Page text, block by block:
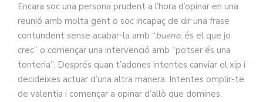
Encara soc una persona prudent a l’hora d’opinar en una
reunió amb molta gent o soc incapaç de dir una frase
contundent sense acabar-la amb “bueno, és el que jo
crec” o començar una intervenció amb “potser és una
tonteria”. Després quan t’adones intentes canviar el xip i
decideixes actuar d’una altra manera. Intentes omplir-te
de valentia i començar a opinar d’allò que domines.